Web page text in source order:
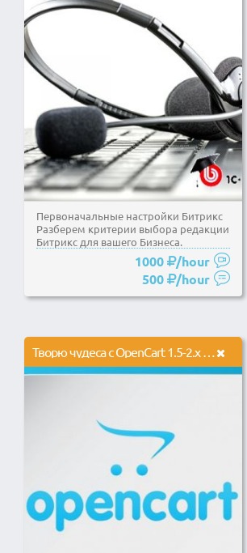
Первоначальные настройки Битрикс
Разберем критерии выбора редакции
Битрикс для вашего Бизнеса.
Выберем подходящий...
1000
/hour
500
/hour
Творю чудеса с OpenCart 1.5-2.x и ocStore 1.5-2.x